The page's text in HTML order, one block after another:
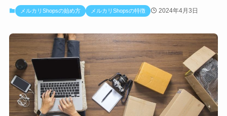
メルカリShopsの始め方 メルカリShopsの特徴 2024年4月3日